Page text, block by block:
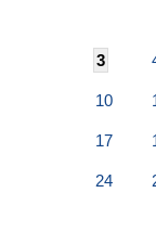
3
10
17
24